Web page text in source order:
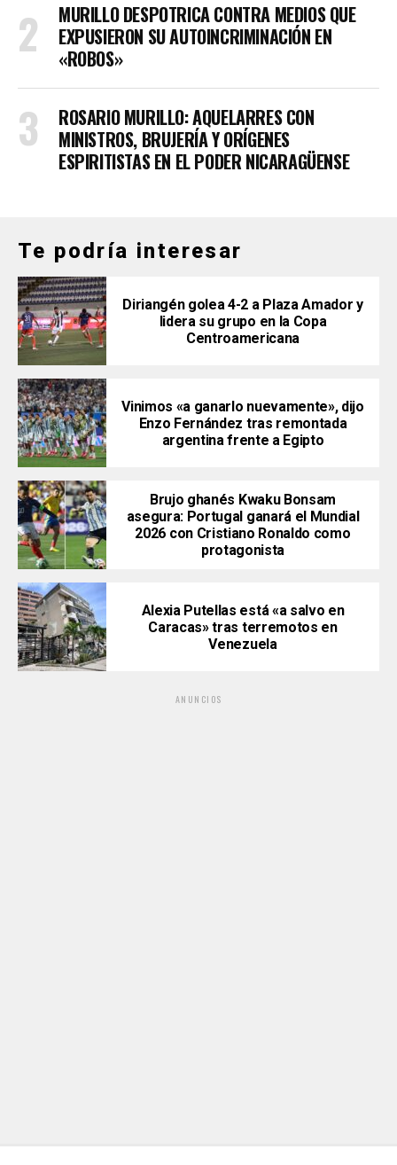
MURILLO DESPOTRICA CONTRA MEDIOS QUE
EXPUSIERON SU AUTOINCRIMINACIÓN EN
«ROBOS»
ROSARIO MURILLO: AQUELARRES CON
MINISTROS, BRUJERÍA Y ORÍGENES
ESPIRITISTAS EN EL PODER NICARAGÜENSE
Te podría interesar
Diriangén golea 4-2 a Plaza Amador y
lidera su grupo en la Copa
Centroamericana
Vinimos «a ganarlo nuevamente», dijo
Enzo Fernández tras remontada
argentina frente a Egipto
Brujo ghanés Kwaku Bonsam
asegura: Portugal ganará el Mundial
2026 con Cristiano Ronaldo como
protagonista
Alexia Putellas está «a salvo en
Caracas» tras terremotos en
Venezuela
ANUNCIOS